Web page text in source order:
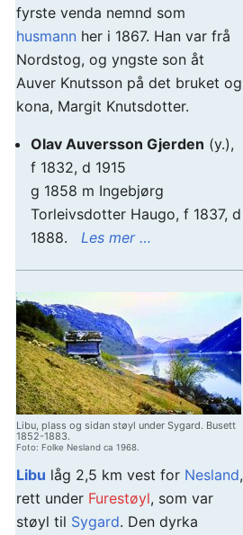
fyrste venda nemnd som
husmann her i 1867. Han var frå
Nordstog, og yngste son åt
Auver Knutsson på det bruket og
kona, Margit Knutsdotter.
Olav Auversson Gjerden (y.),
f 1832, d 1915
g 1858 m Ingebjørg
Torleivsdotter Haugo, f 1837, d
1888. Les mer …
Libu, plass og sidan støyl under Sygard. Busett
1852-1883.
Foto: Folke Nesland ca 1968.
Libu låg 2,5 km vest for Nesland,
rett under Furestøyl, som var
støyl til Sygard. Den dyrka